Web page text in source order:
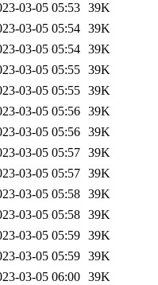
03-05 05:53 39K
03-05 05:54 39K
03-05 05:54 39K
03-05 05:55 39K
03-05 05:55 39K
03-05 05:56 39K
03-05 05:56 39K
03-05 05:57 39K
03-05 05:57 39K
03-05 05:58 39K
03-05 05:58 39K
03-05 05:59 39K
03-05 05:59 39K
03-05 06:00 39K